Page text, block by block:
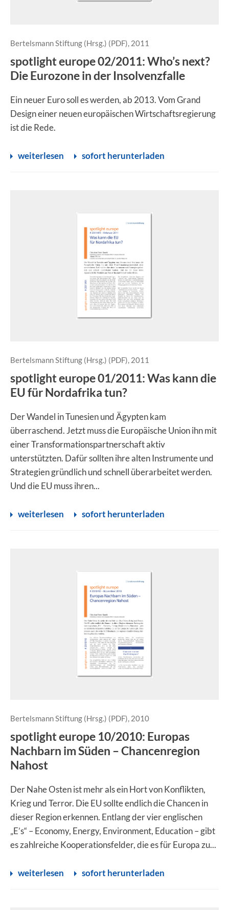
Bertelsmann Stiftung (Hrsg.) (PDF), 2011
spotlight europe 02/2011: Who’s next?
Die Eurozone in der Insolvenzfalle
Ein neuer Euro soll es werden, ab 2013. Vom Grand
Design einer neuen europäischen Wirtschaftsregierung
ist die Rede.
weiterlesen sofort herunterladen
Bertelsmann Stiftung (Hrsg.) (PDF), 2011
spotlight europe 01/2011: Was kann die
EU für Nordafrika tun?
Der Wandel in Tunesien und Ägypten kam
überraschend. Jetzt muss die Europäische Union ihn mit
einer Transformationspartnerschaft aktiv
unterstützten. Dafür sollten ihre alten Instrumente und
Strategien gründlich und schnell überarbeitet werden.
Und die EU muss ihren...
weiterlesen sofort herunterladen
Bertelsmann Stiftung (Hrsg.) (PDF), 2010
spotlight europe 10/2010: Europas
Nachbarn im Süden – Chancenregion
Nahost
Der Nahe Osten ist mehr als ein Hort von Konflikten,
Krieg und Terror. Die EU sollte endlich die Chancen in
dieser Region erkennen. Entlang der vier englischen
„E’s“ – Economy, Energy, Environment, Education – gibt
es zahlreiche Kooperationsfelder, die es für Europa zu...
weiterlesen sofort herunterladen